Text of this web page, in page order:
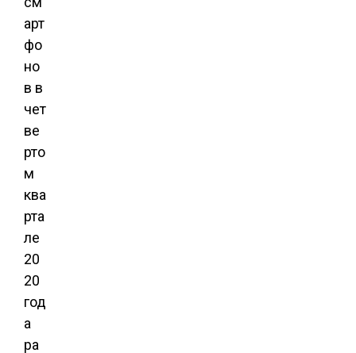
арт
фо
но
в в
чет
ве
рто
м
ква
рта
ле
20
20
год
а
ра